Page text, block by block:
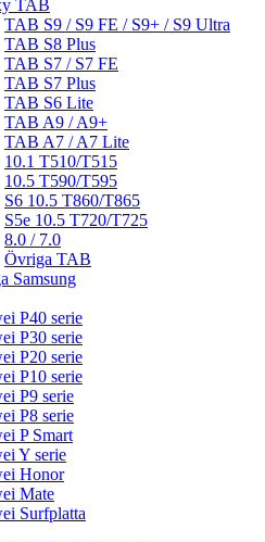
TAB
TAB S9 / S9 FE / S9+ / S9 Ultra
TAB S8 Plus
TAB S7 / S7 FE
TAB S7 Plus
TAB S6 Lite
TAB A9 / A9+
TAB A7 / A7 Lite
10.1 T510/T515
10.5 T590/T595
S6 10.5 T860/T865
S5e 10.5 T720/T725
8.0 / 7.0
Övriga TAB
Samsung
P40 serie
P30 serie
P20 serie
P10 serie
P9 serie
P8 serie
P Smart
Y serie
Honor
Mate
Surfplatta